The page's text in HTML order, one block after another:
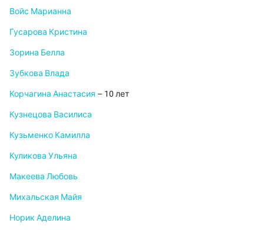
Войс Марианна
Гусарова Кристина
Зорина Белла
Зубкова Влада
Корчагина Анастасия – 10 лет
Кузнецова Василиса
Кузьменко Камилла
Куликова Ульяна
Макеева Любовь
Михальская Майя
Норик Аделина